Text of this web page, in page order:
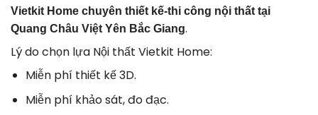
Vietkit Home chuyên thiết kế-thi công nội thất tại
Quang Châu Việt Yên Bắc Giang.
Lý do chọn lựa Nội thất Vietkit Home:
Miễn phí thiết kế 3D.
Miễn phí khảo sát, đo đạc.